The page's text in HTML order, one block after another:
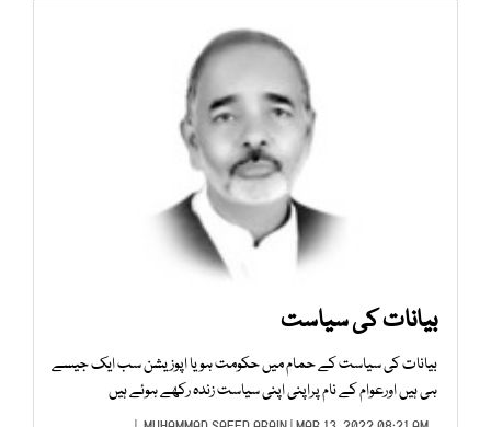
بیانات کی سیاست
بیانات کی سیاست کے حمام میں حکومت ہو یا اپوزیشن سب ایک جیسے
ہی ہیں اورعوام کے نام پراپنی اپنی سیاست زندہ رکھے ہوئے ہیں